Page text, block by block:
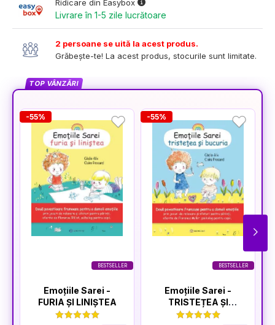
Ridicare din Easybox
Livrare în 1-5 zile lucrătoare
2 persoane se uită la acest produs.
Grăbește-te! La acest produs, stocurile sunt limitate.
TOP VÂNZĂRI
BESTSELLER
-55%
Emoțiile Sarei -
FURIA ȘI LINIȘTEA
BESTSELLER
-55%
Emoțiile Sarei -
TRISTEȚEA ȘI
BUCURIA